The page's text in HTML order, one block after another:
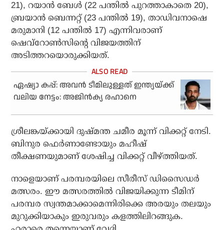
21), റയാന്‍ ബേള്‍ (22 പന്തില്‍ പുറത്താകാതെ 20),
ബ്രയാന്‍ ബെന്നറ്റ് (23 പന്തില്‍ 19), താഡിവനാഷെ
മരുമാനി (12 പന്തില്‍ 17) എന്നിവരാണ്
ഷെവ്‌റോണ്‍സിന്റെ വിജയത്തിന്
അടിത്തറയൊരുക്കിയത്.
ഏഷ്യാ കപ്പ്: അവന്‍ ടീമിലുള്ളത് ഇന്ത്യയ്ക്ക്
വലിയ നേട്ടം: അജിന്‍ക്യ രഹാനെ
ശ്രീലങ്കയ്ക്കായി ദുഷ്മന്ത ചമീര മൂന്ന് വിക്കറ്റ് നേടി.
ബിനുര ഫെര്‍ണാണ്ടോയും മഹീഷ്
തീക്ഷണയുമാണ് ശേഷിച്ച വിക്കറ്റ് വീഴ്ത്തിയത്.
നാളെയാണ് പരമ്പരയിലെ സീരീസ് ഡിസൈഡര്‍
മത്സരം. ഈ മത്സരത്തില്‍ വിജയിക്കുന്ന ടീമിന്
പരമ്പര സ്വന്തമാക്കാമെന്നിരിക്കെ അരയും തലയും
മുറുക്കിയാകും ഇരുവരും കളത്തിലിറങ്ങുക.